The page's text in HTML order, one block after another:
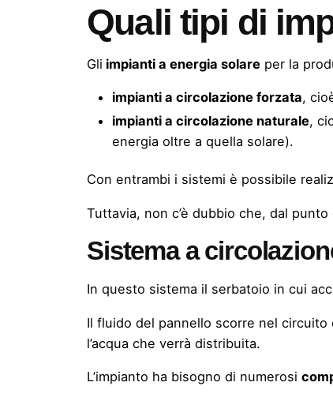
Quali tipi di
Gli impianti a energia solare per la
impianti a circolazione forzata,
impianti a circolazione naturale,
energia oltre a quella solare).
Con entrambi i sistemi è possibile
Tuttavia, non c’è dubbio che, dal
Sistema a
In questo sistema il serbatoio in cui
Il fluido del pannello scorre nel
l’acqua che verrà distribuita.
L’impianto ha bisogno di numerosi